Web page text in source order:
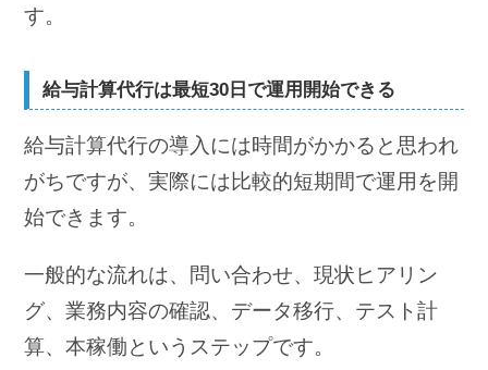
す。
給与計算代行は最短30日で運用開始できる
給与計算代行の導入には時間がかかると思われ
がちですが、実際には比較的短期間で運用を開
始できます。
一般的な流れは、問い合わせ、現状ヒアリン
グ、業務内容の確認、データ移行、テスト計
算、本稼働というステップです。